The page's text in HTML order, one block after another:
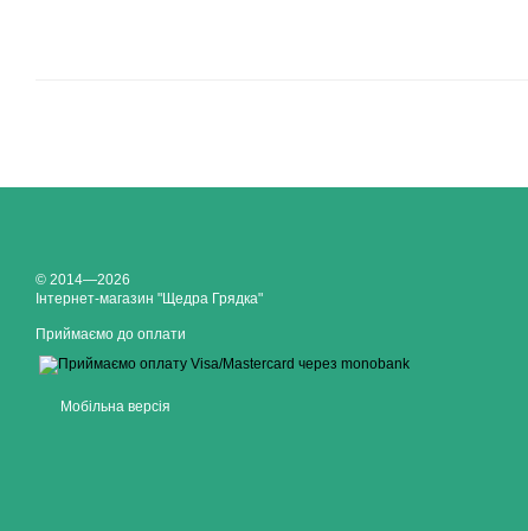
© 2014—2026
Інтернет-магазин "Щедра Грядка"
Приймаємо до оплати
Мобільна версія